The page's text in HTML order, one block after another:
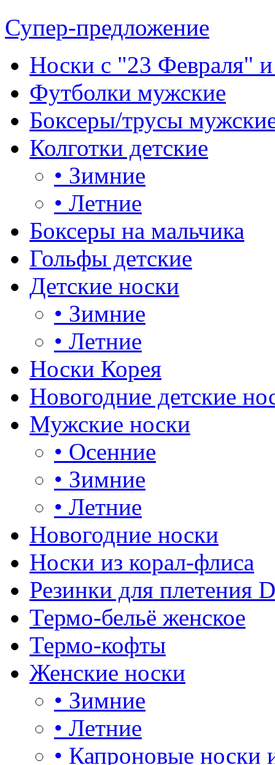
Супер-предложение
Носки с "23 Февраля"
Футболки мужские
Боксеры/трусы
Колготки детские
• Зимние
• Летние
Боксеры на мальчика
Гольфы детские
Детские носки
• Зимние
• Летние
Носки Корея
Новогодние детские
Мужские носки
• Осенние
• Зимние
• Летние
Новогодние носки
Носки из корал-флиса
Резинки для плетения
Термо-бельё женское
Термо-кофты
Женские носки
• Зимние
• Летние
• Капроновые носки